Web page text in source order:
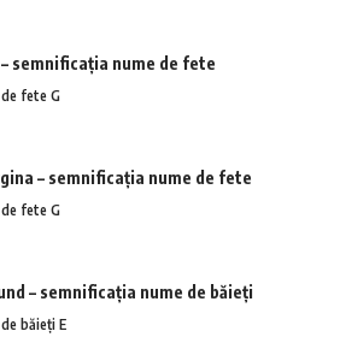
– semnificația nume de fete
fete G
– semnificația nume de fete
fete G
– semnificația nume de băieți
băieți E